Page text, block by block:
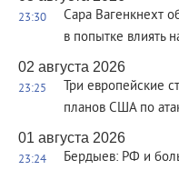
23:30
Сара Вагенкнехт
в попытке влиять
02 августа 2026
23:25
Три европейские
планов США по
01 августа 2026
23:24
Бердыев: РФ и